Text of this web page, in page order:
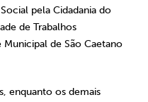
pela Cidadania do
de Trabalhos
Municipal de São Caetano
enquanto os demais